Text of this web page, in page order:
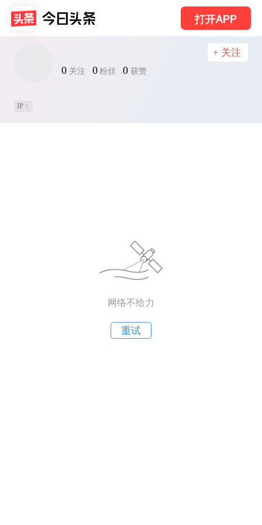
打开APP
0 关注 0 粉丝 0 获赞
+ 关注
IP：
网络不给力
重试